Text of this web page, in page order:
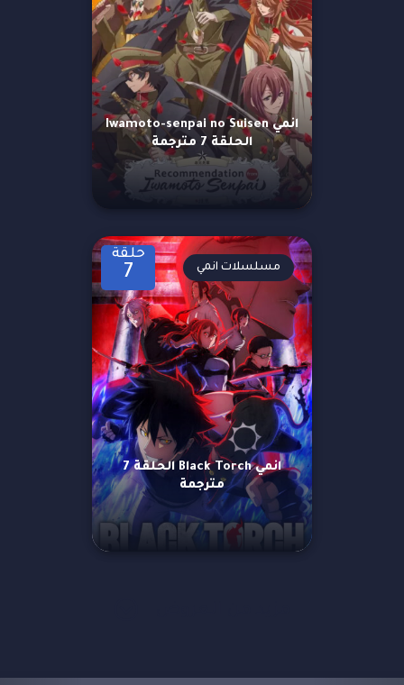
انمي Iwamoto-senpai no Suisen
الحلقة 7 مترجمة
حلقة
7
انمي Black Torch الحلقة 7
مترجمة
مسلسلات انمي